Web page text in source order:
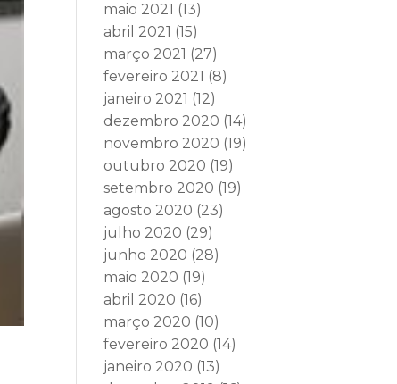
maio 2021 (13)
abril 2021 (15)
março 2021 (27)
fevereiro 2021 (8)
janeiro 2021 (12)
dezembro 2020 (14)
novembro 2020 (19)
outubro 2020 (19)
setembro 2020 (19)
agosto 2020 (23)
julho 2020 (29)
junho 2020 (28)
maio 2020 (19)
abril 2020 (16)
março 2020 (10)
fevereiro 2020 (14)
janeiro 2020 (13)